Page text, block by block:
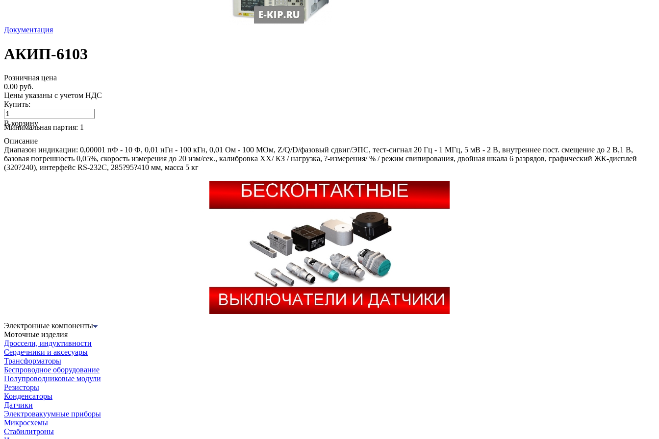
Документация
АКИП-6103
Розничная цена
0.00 руб.
Цены указаны с учетом НДС
Купить:
В корзину
Минимальная партия: 1
Описание
Диапазон индикации: 0,00001 пФ - 10 Ф, 0,01 нГн - 100 кГн, 0,01 Ом - 100 МОм, Z/Q/D/фазовый сдвиг/ЭПС, тест-сигнал 20 Гц - 1 МГц, 5 мВ - 2 В, внутреннее пост. смещение до 2 В,1 В,
базовая погрешность 0,05%, скорость измерения до 20 изм/сек., калибровка ХХ/ КЗ / нагрузка, ?-измерения/ % / режим свипирования, двойная шкала 6 разрядов, графический ЖК-дисплей
(320?240), интерфейс RS-232С, 285?95?410 мм, масса 5 кг
Электронные компоненты
Моточные изделия
Дроссели, индуктивности
Сердечники и аксесуары
Трансформаторы
Беспроводное оборудование
Полупроводниковые модули
Резисторы
Конденсаторы
Датчики
Электровакуумные приборы
Микросхемы
Стабилитроны